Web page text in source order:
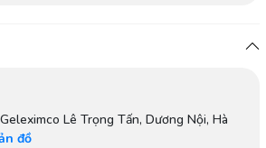
Lê Trọng Tấn, Dương Nội, Hà
đồ